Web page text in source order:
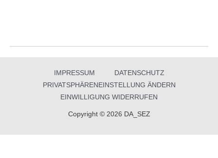
IMPRESSUM
DATENSCHUTZ
PRIVATSPHÄRENEINSTELLUNG ÄNDERN
EINWILLIGUNG WIDERRUFEN
Copyright © 2026 DA_SEZ